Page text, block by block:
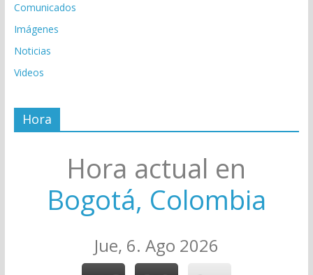
Comunicados
Imágenes
Noticias
Videos
Hora
Hora actual en
Bogotá, Colombia